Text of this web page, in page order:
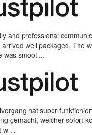
and professional
well packaged. The
was smoot ...
hat super
gemacht, welcher sofort
w ...